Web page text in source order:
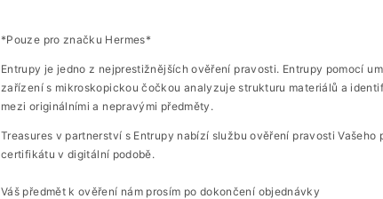
*Pouze pro značku Hermes*
Entrupy je jedno z nejprestižnějších ověření pravosti. Entrupy pomocí
zařízení s mikroskopickou čočkou analyzuje strukturu materiálů a
mezi originálními a nepravými předměty.
Treasures v partnerství s Entrupy nabízí službu ověření pravosti Vašeho
certifikátu v digitální podobě.
Váš předmět k ověření nám prosím po dokončení objednávky